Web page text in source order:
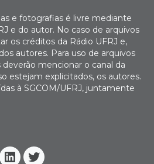
e fotografias é livre mediante
e do autor. No caso de arquivos
os créditos da Rádio UFRJ e,
autores. Para uso de arquivos
mencionar o canal da
estejam explicitados, os autores.
à SGCOM/UFRJ, juntamente